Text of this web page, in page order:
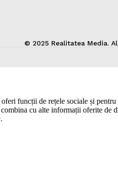
© 2025 Realitatea Media.
funcții de rețele sociale și
cu alte informații oferite